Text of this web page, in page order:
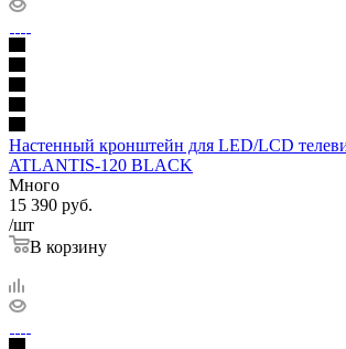
Настенный кронштейн для LED/LCD
ATLANTIS-120 BLACK
Много
15 390 руб.
/шт
В корзину